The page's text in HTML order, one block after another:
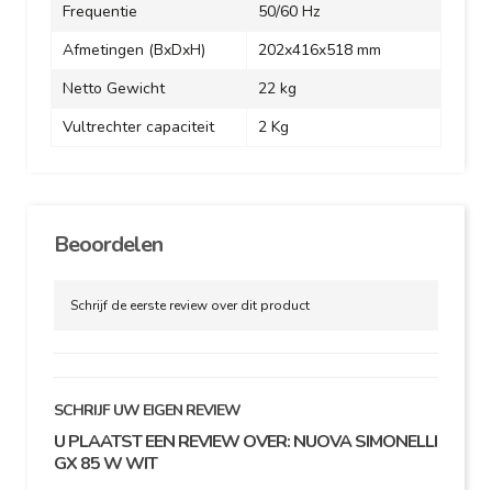
Frequentie
50/60 Hz
Afmetingen (BxDxH)
202x416x518 mm
Netto Gewicht
22 kg
Vultrechter capaciteit
2 Kg
Beoordelen
Schrijf de eerste review over dit product
SCHRIJF UW EIGEN REVIEW
U PLAATST EEN REVIEW OVER:NUOVA SIMONELLI
GX 85 W WIT